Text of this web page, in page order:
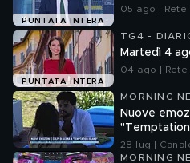
PUNTATA INTERA
05 ago | Rete
PUNTATA INTERA
TG4 -
Martedì 4
04 ago | Rete
MORNING
Nuove
"Temptation
28 lug |
MORNING